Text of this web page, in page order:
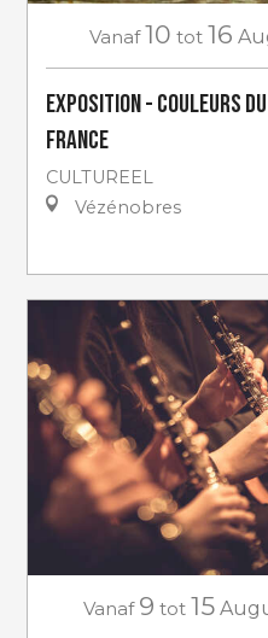
Vanaf 10 tot 16
Exposition - Couleurs
France
CULTUREEL
Vézénobres
Vanaf 9 tot 15